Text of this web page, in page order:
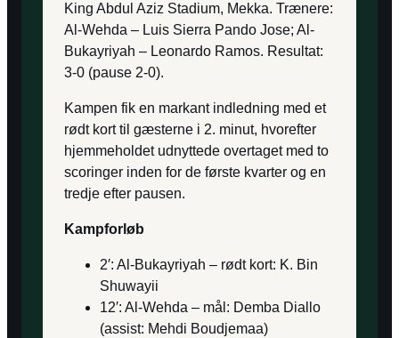
King Abdul Aziz Stadium, Mekka. Trænere:
Al-Wehda – Luis Sierra Pando Jose; Al-
Bukayriyah – Leonardo Ramos. Resultat:
3-0 (pause 2-0).
Kampen fik en markant indledning med et
rødt kort til gæsterne i 2. minut, hvorefter
hjemmeholdet udnyttede overtaget med to
scoringer inden for de første kvarter og en
tredje efter pausen.
Kampforløb
2′: Al-Bukayriyah – rødt kort: K. Bin
Shuwayii
12′: Al-Wehda – mål: Demba Diallo
(assist: Mehdi Boudjemaa)